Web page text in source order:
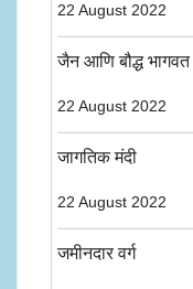
22 August 2022
जैन आणि बौद्ध भागवत
22 August 2022
जागतिक मंदी
22 August 2022
जमीनदार वर्ग